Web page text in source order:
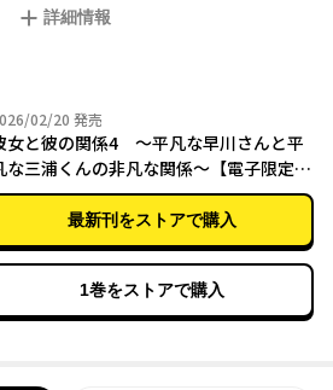
欲しがっている拓海が現れて……。
詳細情報
02/20 2026年02月20日
発売
女と彼の関係4 ～平凡な早川さんと平
な三浦くんの非凡な関係～【電子限定特
付き】
最新刊をストアで購入
1巻をストアで購入